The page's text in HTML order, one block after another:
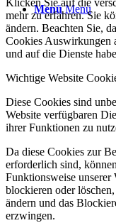
Menü Menü
Klicken Sie auf die
mehr zu erfahren. Sie
ändern. Beachten Sie,
Cookies Auswirkungen
und auf die Dienste
Wichtige Website
Diese Cookies sind
Website verfügbaren
ihrer Funktionen zu
Da diese Cookies zur
erforderlich sind,
Funktionsweise unserer
blockieren oder
ändern und das
erzwingen.